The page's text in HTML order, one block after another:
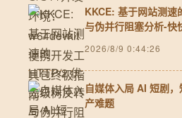
KKCE: 基于网站测速
与伪并行阻塞分析-快
2026/8/9 0:44:26
自媒体入局 AI 短剧
产难题